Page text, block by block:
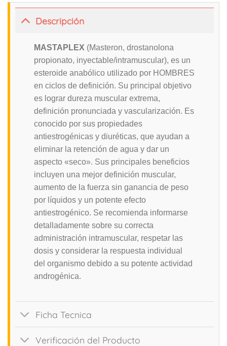
Descripción
MASTAPLEX (Masteron, drostanolona
propionato, inyectable/intramuscular), es un
esteroide anabólico utilizado por HOMBRES
en ciclos de definición. Su principal objetivo
es lograr dureza muscular extrema,
definición pronunciada y vascularización. Es
conocido por sus propiedades
antiestrogénicas y diuréticas, que ayudan a
eliminar la retención de agua y dar un
aspecto «seco». Sus principales beneficios
incluyen una mejor definición muscular,
aumento de la fuerza sin ganancia de peso
por líquidos y un potente efecto
antiestrogénico. Se recomienda informarse
detalladamente sobre su correcta
administración intramuscular, respetar las
dosis y considerar la respuesta individual
del organismo debido a su potente actividad
androgénica.
Ficha Tecnica
Verificación del Producto